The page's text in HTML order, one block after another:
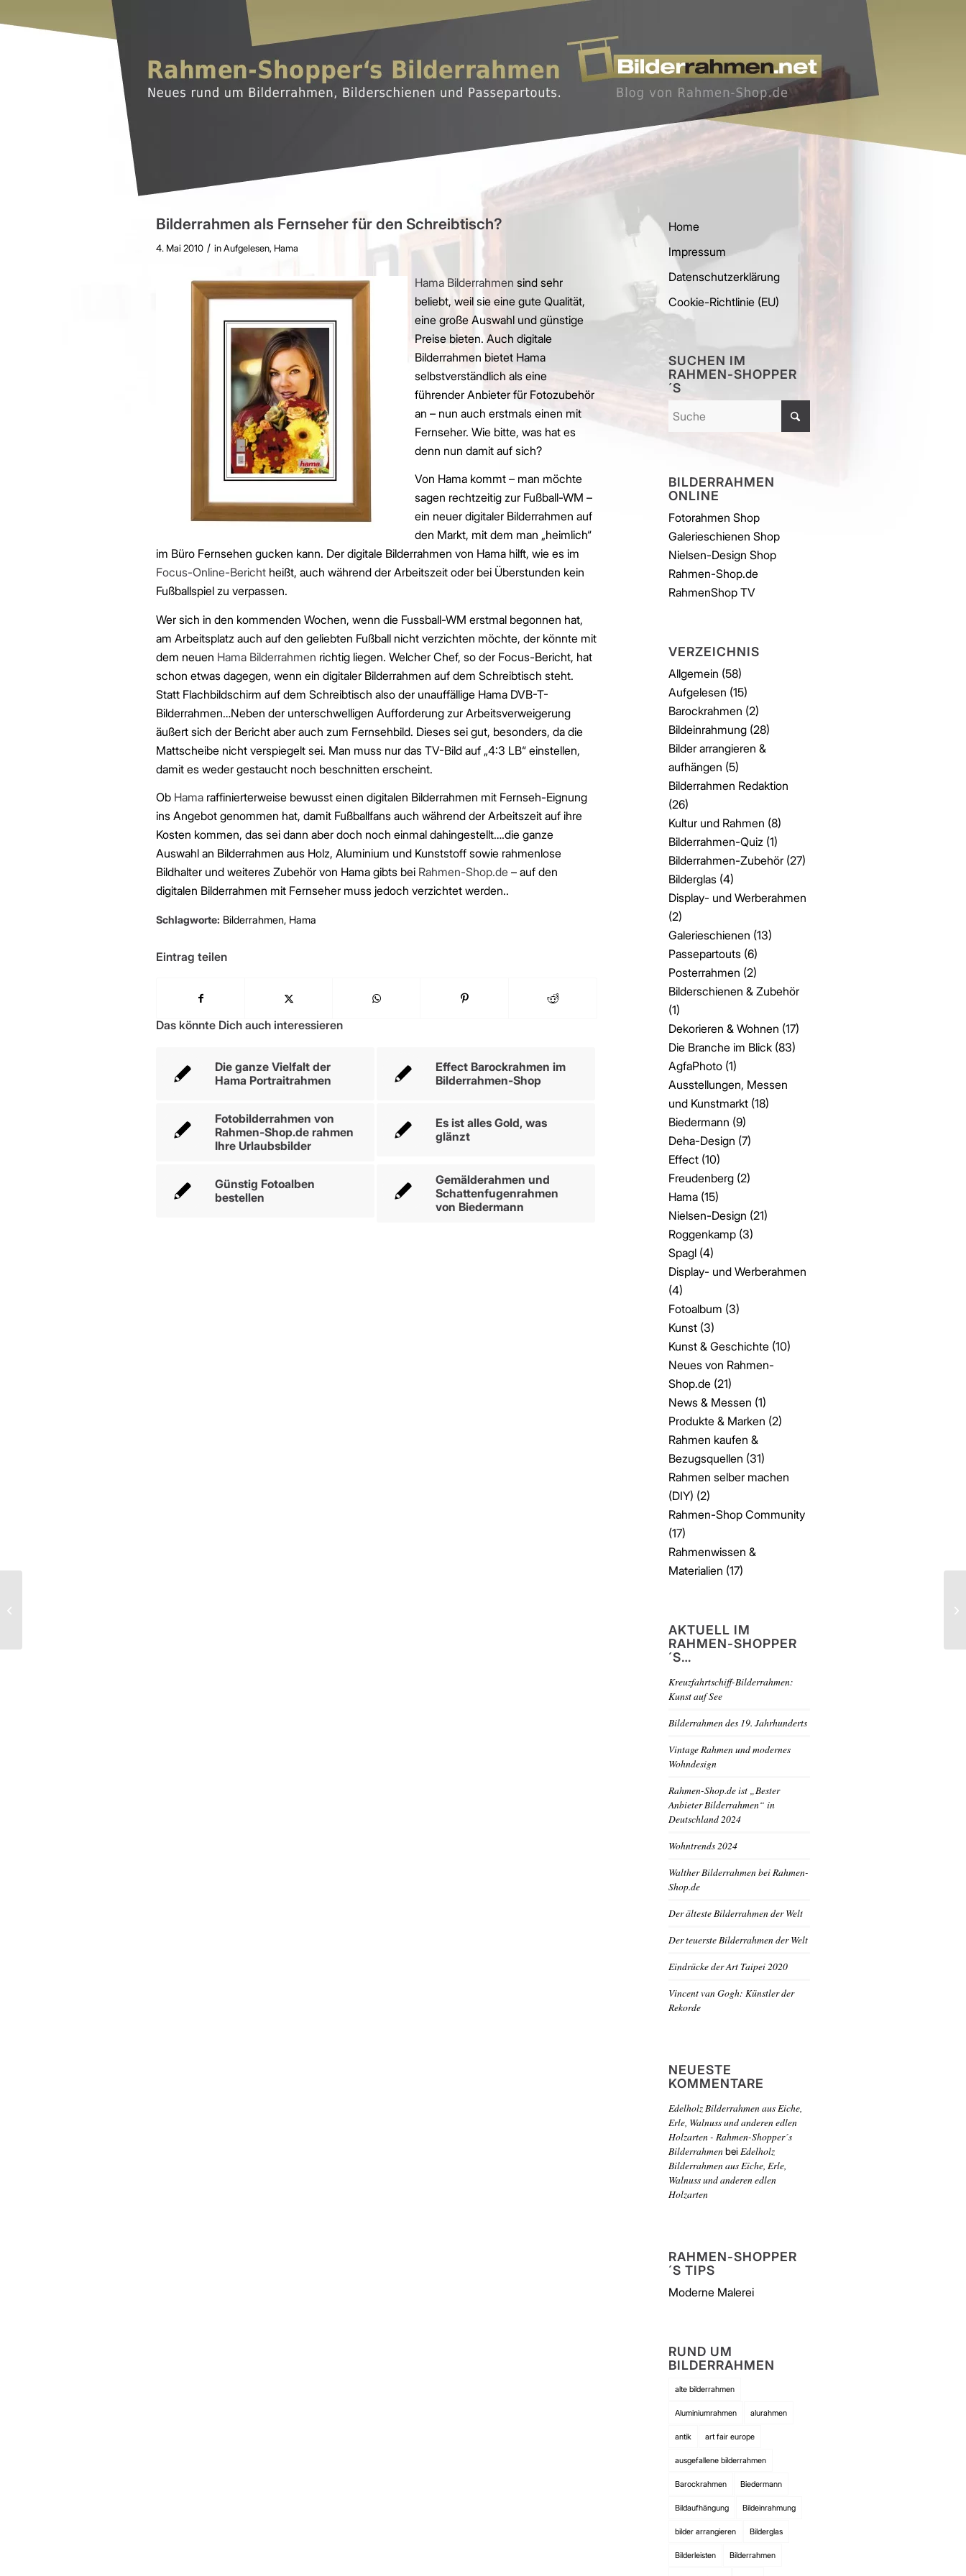
Bilderrahmen als Fernseher für den Schreibtisch?
4. Mai 2010 / inAufgelesen, Hama
Hama Bilderrahmen sind sehr
beliebt, weil sie eine gute Qualität,
eine große Auswahl und günstige
Preise bieten. Auch digitale
Bilderrahmen bietet Hama
selbstverständlich als eine
führender Anbieter für Fotozubehör
an – nun auch erstmals einen mit
Fernseher. Wie bitte, was hat es
denn nun damit auf sich?
Von Hama kommt – man möchte
sagen rechtzeitig zur Fußball-WM –
ein neuer digitaler Bilderrahmen auf
den Markt, mit dem man „heimlich“
im Büro Fernsehen gucken kann. Der digitale Bilderrahmen von Hama hilft, wie es im
Focus-Online-Bericht heißt, auch während der Arbeitszeit oder bei Überstunden kein
Fußballspiel zu verpassen.
Wer sich in den kommenden Wochen, wenn die Fussball-WM erstmal begonnen hat,
am Arbeitsplatz auch auf den geliebten Fußball nicht verzichten möchte, der könnte mit
dem neuen Hama Bilderrahmen richtig liegen. Welcher Chef, so der Focus-Bericht, hat
schon etwas dagegen, wenn ein digitaler Bilderrahmen auf dem Schreibtisch steht.
Statt Flachbildschirm auf dem Schreibtisch also der unauffällige Hama DVB-T-
Bilderrahmen…Neben der unterschwelligen Aufforderung zur Arbeitsverweigerung
äußert sich der Bericht aber auch zum Fernsehbild. Dieses sei gut, besonders, da die
Mattscheibe nicht verspiegelt sei. Man muss nur das TV-Bild auf „4:3 LB“ einstellen,
damit es weder gestaucht noch beschnitten erscheint.
Ob Hama raffinierterweise bewusst einen digitalen Bilderrahmen mit Fernseh-Eignung
ins Angebot genommen hat, damit Fußballfans auch während der Arbeitszeit auf ihre
Kosten kommen, das sei dann aber doch noch einmal dahingestellt….die ganze
Auswahl an Bilderrahmen aus Holz, Aluminium und Kunststoff sowie rahmenlose
Bildhalter und weiteres Zubehör von Hama gibts bei Rahmen-Shop.de – auf den
digitalen Bilderrahmen mit Fernseher muss jedoch verzichtet werden..
Schlagworte: Bilderrahmen, Hama
Eintrag teilen
Das könnte Dich auch interessieren
Die ganze Vielfalt der
Hama Portraitrahmen
Effect Barockrahmen im
Bilderrahmen-Shop
Fotobilderrahmen von
Rahmen-Shop.de rahmen
Ihre Urlaubsbilder
Es ist alles Gold, was
glänzt
Günstig Fotoalben
bestellen
Gemälderahmen und
Schattenfugenrahmen
von Biedermann
Home
Impressum
Datenschutzerklärung
Cookie-Richtlinie (EU)
SUCHEN IM
RAHMEN-SHOPPER
´S
BILDERRAHMEN
ONLINE
Fotorahmen Shop
Galerieschienen Shop
Nielsen-Design Shop
Rahmen-Shop.de
RahmenShop TV
VERZEICHNIS
Allgemein (58)
Aufgelesen (15)
Barockrahmen (2)
Bildeinrahmung (28)
Bilder arrangieren &
aufhängen (5)
Bilderrahmen Redaktion
(26)
Kultur und Rahmen (8)
Bilderrahmen-Quiz (1)
Bilderrahmen-Zubehör (27)
Bilderglas (4)
Display- und Werberahmen
(2)
Galerieschienen (13)
Passepartouts (6)
Posterrahmen (2)
Bilderschienen & Zubehör
(1)
Dekorieren & Wohnen (17)
Die Branche im Blick (83)
AgfaPhoto (1)
Ausstellungen, Messen
und Kunstmarkt (18)
Biedermann (9)
Deha-Design (7)
Effect (10)
Freudenberg (2)
Hama (15)
Nielsen-Design (21)
Roggenkamp (3)
Spagl (4)
Display- und Werberahmen
(4)
Fotoalbum (3)
Kunst (3)
Kunst & Geschichte (10)
Neues von Rahmen-
Shop.de (21)
News & Messen (1)
Produkte & Marken (2)
Rahmen kaufen &
Bezugsquellen (31)
Rahmen selber machen
(DIY) (2)
Rahmen-Shop Community
(17)
Rahmenwissen &
Materialien (17)
AKTUELL IM
RAHMEN-SHOPPER
´S…
Kreuzfahrtschiff-Bilderrahmen:
Kunst auf See
Bilderrahmen des 19. Jahrhunderts
Vintage Rahmen und modernes
Wohndesign
Rahmen-Shop.de ist „Bester
Anbieter Bilderrahmen“ in
Deutschland 2024
Wohntrends 2024
Walther Bilderrahmen bei Rahmen-
Shop.de
Der älteste Bilderrahmen der Welt
Der teuerste Bilderrahmen der Welt
Eindrücke der Art Taipei 2020
Vincent van Gogh: Künstler der
Rekorde
NEUESTE
KOMMENTARE
Edelholz Bilderrahmen aus Eiche,
Erle, Walnuss und anderen edlen
Holzarten - Rahmen-Shopper´s
Bilderrahmenbei Edelholz
Bilderrahmen aus Eiche, Erle,
Walnuss und anderen edlen
Holzarten
RAHMEN-SHOPPER
´S TIPS
Moderne Malerei
RUND UM
BILDERRAHMEN
alte bilderrahmen
Aluminiumrahmen alurahmen
antik art fair europe
ausgefallene bilderrahmen
Barockrahmen Biedermann
Bildaufhängung Bildeinrahmung
bilder arrangieren Bilderglas
Bilderleisten Bilderrahmen